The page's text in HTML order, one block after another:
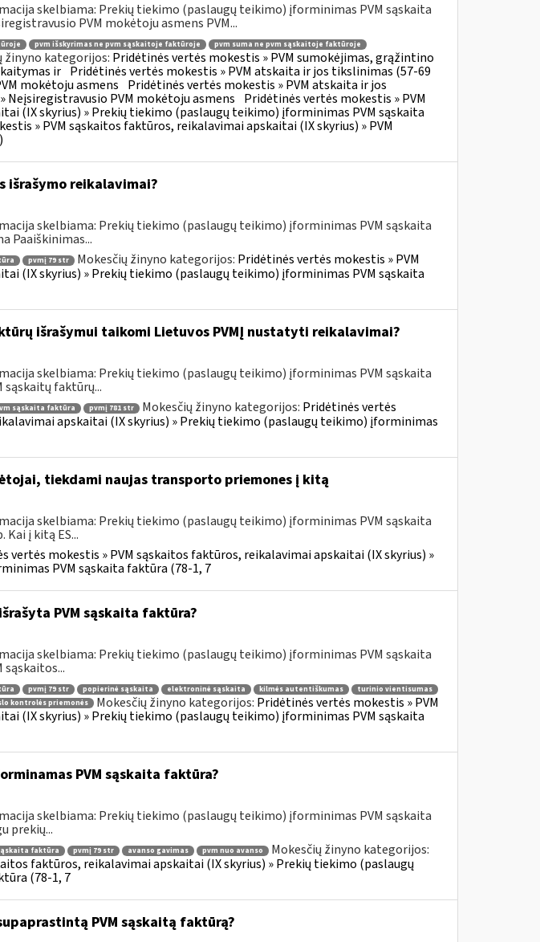
skelbiama: Prekių tiekimo (paslaugų teikimo) įforminimas PVM sąskaita
PVM mokėtoju asmens PVM...
pvm išskyrimas ne pvm sąskaitoje faktūroje
pvm suma ne pvm sąskaitoje faktūroje
žinyno kategorijos: Pridėtinės vertės mokestis » PVM sumokėjimas, grąžintino
ir Pridėtinės vertės mokestis » PVM atskaita ir jos tikslinimas (57-69
mokėtoju asmens Pridėtinės vertės mokestis » PVM atskaita ir jos
Neįsiregistravusio PVM mokėtoju asmens Pridėtinės vertės mokestis » PVM
(IX skyrius) » Prekių tiekimo (paslaugų teikimo) įforminimas PVM sąskaita
» PVM sąskaitos faktūros, reikalavimai apskaitai (IX skyrius) » PVM
išrašymo reikalavimai?
skelbiama: Prekių tiekimo (paslaugų teikimo) įforminimas PVM sąskaita
Paaiškinimas...
pvmį 79 str Mokesčių žinyno kategorijos: Pridėtinės vertės mokestis » PVM
(IX skyrius) » Prekių tiekimo (paslaugų teikimo) įforminimas PVM sąskaita
išrašymui taikomi Lietuvos PVMĮ nustatyti reikalavimai?
skelbiama: Prekių tiekimo (paslaugų teikimo) įforminimas PVM sąskaita
sąskaitų faktūrų...
sąskaita faktūra pvmį 781 str Mokesčių žinyno kategorijos: Pridėtinės vertės
apskaitai (IX skyrius) » Prekių tiekimo (paslaugų teikimo) įforminimas
tiekdami naujas transporto priemones į kitą
skelbiama: Prekių tiekimo (paslaugų teikimo) įforminimas PVM sąskaita
Kai į kitą ES...
vertės mokestis » PVM sąskaitos faktūros, reikalavimai apskaitai (IX skyrius) »
PVM sąskaita faktūra (78-1, 7
PVM sąskaita faktūra?
skelbiama: Prekių tiekimo (paslaugų teikimo) įforminimas PVM sąskaita
sąskaitos...
pvmį 79 str popierinė sąskaita elektroninė sąskaita kilmės autentiškumas
turinio vientisumas
kontrolės priemonės Mokesčių žinyno kategorijos: Pridėtinės vertės mokestis » PVM
(IX skyrius) » Prekių tiekimo (paslaugų teikimo) įforminimas PVM sąskaita
PVM sąskaita faktūra?
skelbiama: Prekių tiekimo (paslaugų teikimo) įforminimas PVM sąskaita
prekių...
faktūra pvmį 79 str avanso gavimas pvm nuo avanso
Mokesčių žinyno kategorijos:
faktūros, reikalavimai apskaitai (IX skyrius) » Prekių tiekimo (paslaugų
(78-1, 7
PVM sąskaitą faktūrą?